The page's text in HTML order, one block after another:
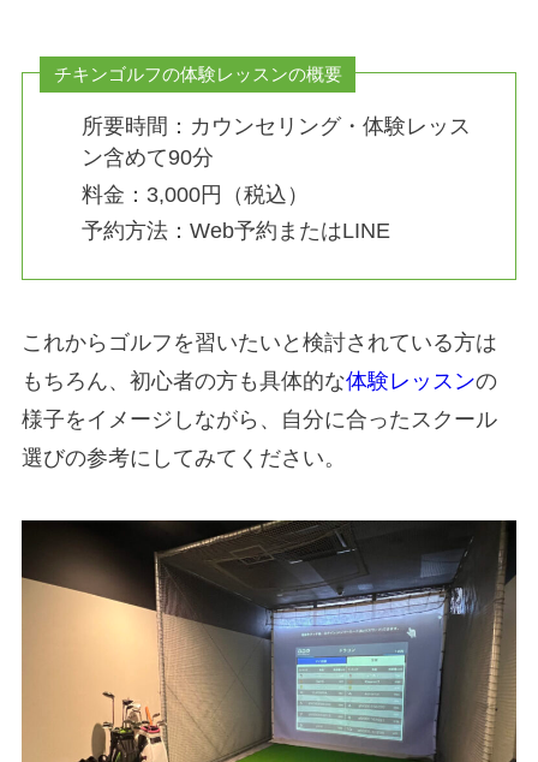
チキンゴルフの体験レッスンの概要
所要時間：カウンセリング・体験レッス
ン含めて90分
料金：3,000円（税込）
予約方法：Web予約またはLINE
これからゴルフを習いたいと検討されている方は
もちろん、初心者の方も具体的な体験レッスンの
様子をイメージしながら、自分に合ったスクール
選びの参考にしてみてください。